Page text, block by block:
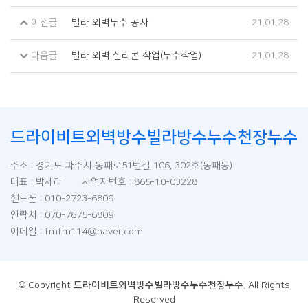
이전글 빌라 외벽누수 공사 21.01.28
다음글 빌라 외벽 실리콘 작업(누수작업) 21.01.28
드라이비트외벽방수빌라방수누수천장누수
주소 : 경기도 파주시 동패로51번길 106, 302호(동패동)
대표 : 박세라 사업자번호 : 865-10-03228
핸드폰 : 010-2723-6809
연락처 : 070-7675-6809
이메일 : fmfm114@naver.com
© Copyright 드라이비트외벽방수빌라방수누수천장누수 . All Rights
Reserved